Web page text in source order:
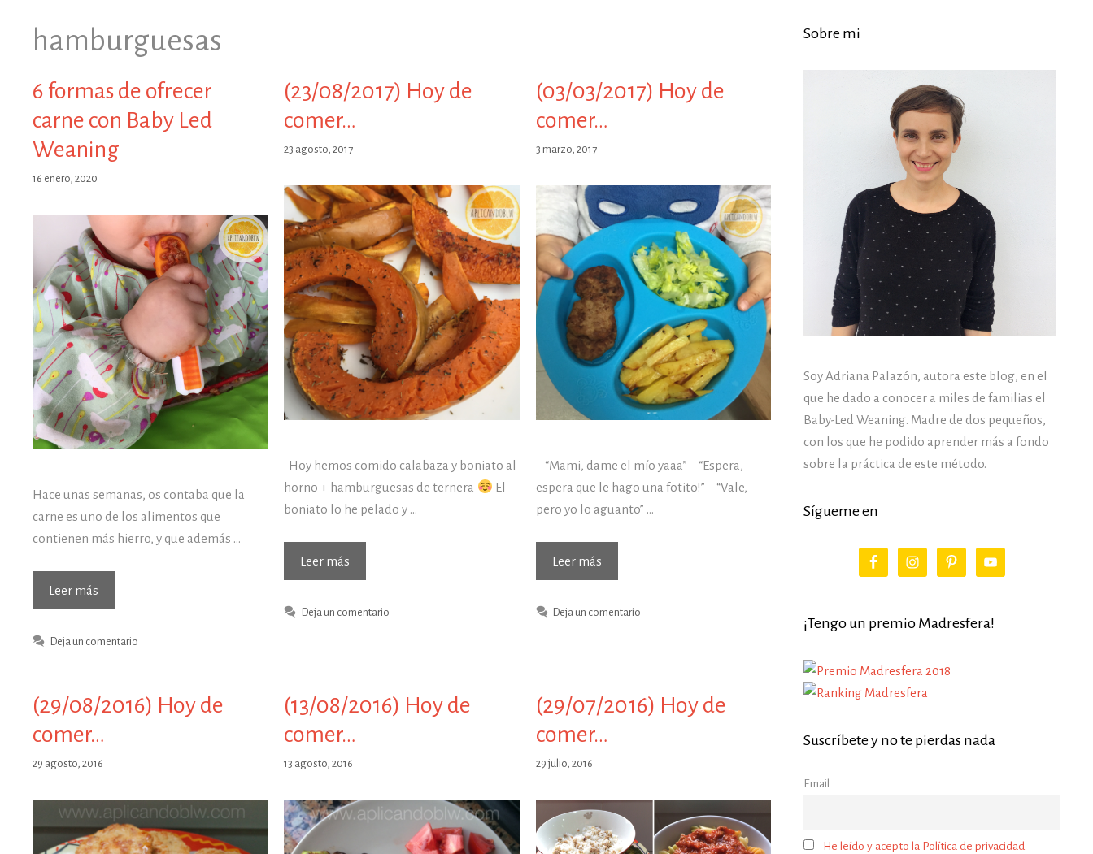
hamburguesas
6 formas de ofrecer
carne con Baby Led
Weaning
16 enero, 2020
Hace unas semanas, os contaba que la
carne es uno de los alimentos que
contienen más hierro, y que además …
Leer más
formas
con
Led
Weaning
Deja un comentario
(23/08/2017) Hoy de
comer…
23 agosto, 2017
Hoy hemos comido calabaza y boniato al
horno + hamburguesas de ternera
El
boniato lo he pelado y …
Leer más
Hoy
Deja un comentario
(03/03/2017) Hoy de
comer…
3 marzo, 2017
– “Mami, dame el mío yaaa” – “Espera,
espera que le hago una fotito!” – “Vale,
pero yo lo aguanto” …
Leer más(03/03/2017)
Hoy
Deja un comentario
(29/08/2016) Hoy de
comer…
29 agosto, 2016
(13/08/2016) Hoy de
comer…
13 agosto, 2016
(29/07/2016) Hoy de
comer…
29 julio, 2016
Sobre mi
Soy Adriana Palazón, autora este blog, en el
que he dado a conocer a miles de familias el
Baby-Led Weaning. Madre de dos pequeños,
con los que he podido aprender más a fondo
sobre la práctica de este método.
Sígueme en
¡Tengo un premio Madresfera!
Suscríbete y no te pierdas nada
Email
He leído y acepto la Política de privacidad.